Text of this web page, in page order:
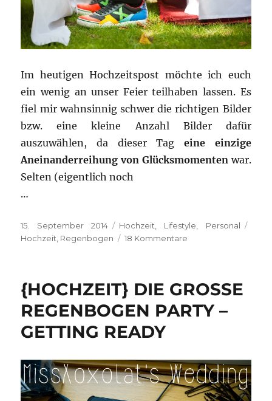
Im heutigen Hochzeitspost möchte ich euch
ein wenig an unser Feier teilhaben lassen. Es
fiel mir wahnsinnig schwer die richtigen Bilder
bzw. eine kleine Anzahl Bilder dafür
auszuwählen, da dieser Tag eine einzige
Aneinanderreihung von Glücksmomenten war.
Selten (eigentlich noch
…
Veröffentlicht
am
15. September 2014 Kategorien
Hochzeit Lifestyle Personal
Hochzeit Regenbogen 18 Kommentare
Regenbogen
–
{HOCHZEIT} DIE GROSSE
REGENBOGEN PARTY –
GETTING READY